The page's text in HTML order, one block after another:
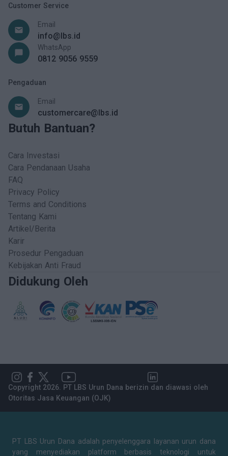
14. Selamat Anda sudah bisa berinvestasi!
Customer Service
email
Email
info@lbs.id
chat_bubble
WhatsApp
0812 9056 9559
Pengaduan
email
Email
customercare@lbs.id
Butuh Bantuan?
Cara Investasi
Cara Pendanaan Usaha
FAQ
Privacy Policy
Terms and Conditions
Tentang Kami
Artikel/Berita
Karir
Prosedur Pengaduan
Kebijakan Anti Fraud
Didukung Oleh
Copyright 2026. PT LBS Urun Dana berizin dan diawasi oleh
Otoritas Jasa Keuangan (OJK)
PT LBS Urun Dana adalah penyelenggara layanan urun dana
yang menyediakan platform berbasis teknologi untuk